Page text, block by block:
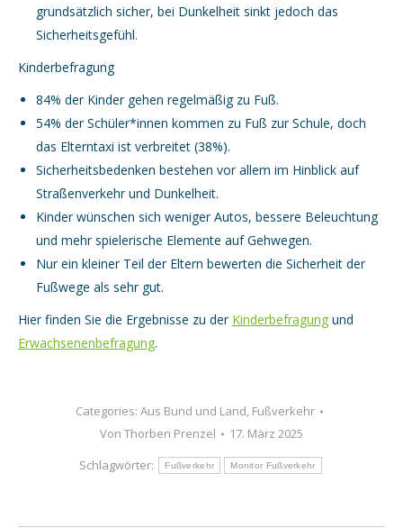
grundsätzlich sicher, bei Dunkelheit sinkt jedoch das
Sicherheitsgefühl.
Kinderbefragung
84% der Kinder gehen regelmäßig zu Fuß.
54% der Schüler*innen kommen zu Fuß zur Schule, doch
das Elterntaxi ist verbreitet (38%).
Sicherheitsbedenken bestehen vor allem im Hinblick auf
Straßenverkehr und Dunkelheit.
Kinder wünschen sich weniger Autos, bessere Beleuchtung
und mehr spielerische Elemente auf Gehwegen.
Nur ein kleiner Teil der Eltern bewerten die Sicherheit der
Fußwege als sehr gut.
Hier finden Sie die Ergebnisse zu der Kinderbefragung und
Erwachsenenbefragung.
Categories: Aus Bund und Land, Fußverkehr
Von Thorben Prenzel
17. März 2025
Schlagwörter:
Fußverkehr Monitor Fußverkehr